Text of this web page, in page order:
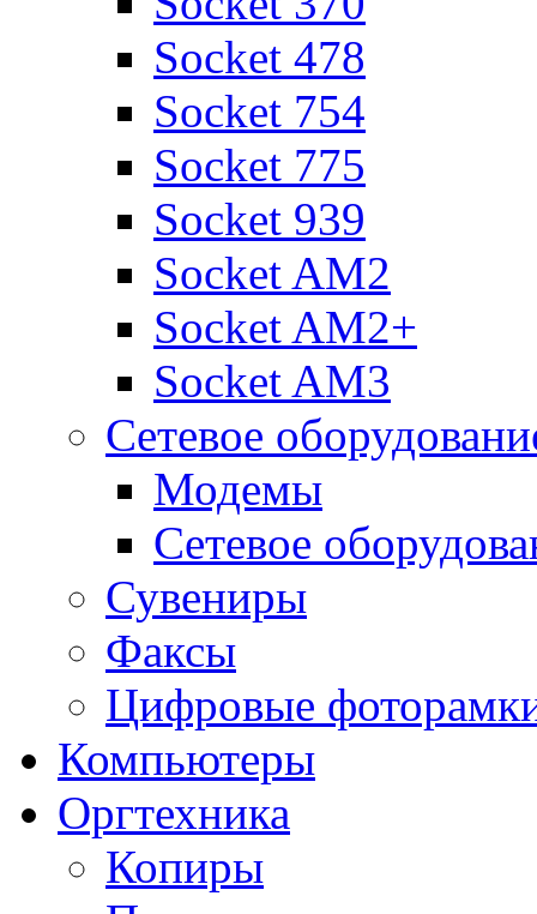
Socket 478
Socket 754
Socket 775
Socket 939
Socket AM2
Socket AM2+
Socket AM3
Сетевое
Модемы
Сетевое
Сувениры
Факсы
Цифровые
Компьютеры
Оргтехника
Копиры